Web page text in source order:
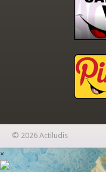
© 2026 Actiludis
×